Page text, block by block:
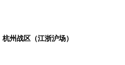
杭州战区（江浙沪场）